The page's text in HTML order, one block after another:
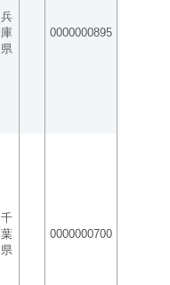
兵
庫
県
0000000895
千
葉
県
0000000700